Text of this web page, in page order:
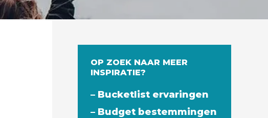
OP ZOEK NAAR MEER
INSPIRATIE?
– Bucketlist ervaringen
– Budget bestemmingen